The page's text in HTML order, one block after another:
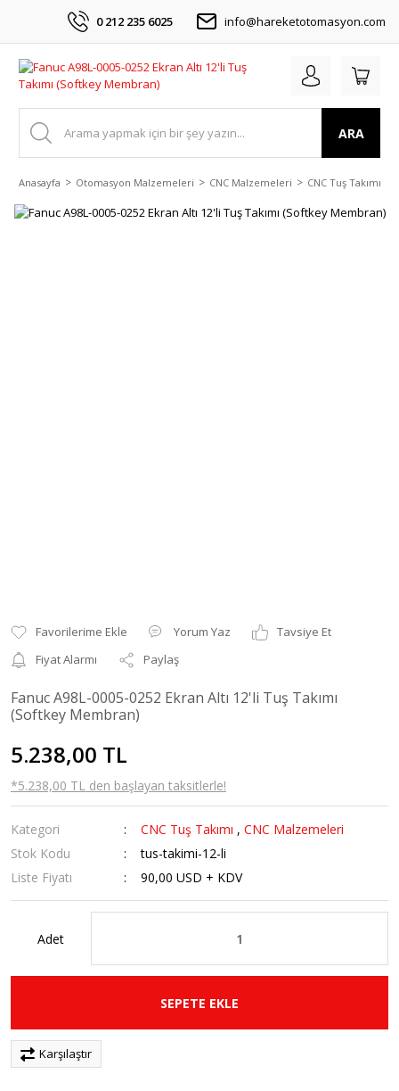
0 212 235 6025 info@hareketotomasyon.com
ARA
Anasayfa Otomasyon Malzemeleri CNC Malzemeleri CNC Tuş Takımı
Yorum Yaz
Tavsiye Et
Fiyat Alarmı
Paylaş
Fanuc A98L-0005-0252 Ekran Altı 12'li Tuş Takımı
(Softkey Membran)
5.238,00 TL
*5.238,00 TL den başlayan taksitlerle!
Kategori CNC Tuş Takımı ,CNC Malzemeleri
Stok Kodu
tus-takimi-12-li
Liste Fiyatı
90,00 USD + KDV
Adet
SEPETE EKLE
Karşılaştır